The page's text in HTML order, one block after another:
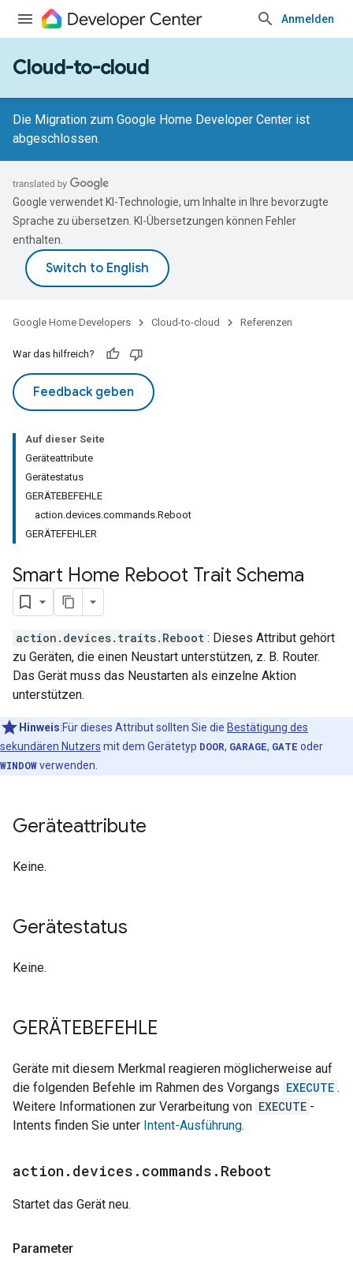
Anmelden
Cloud-to-cloud
Die Migration zum Google Home Developer Center ist
abgeschlossen.
Google verwendet KI-Technologie, um Inhalte in Ihre bevorzugte
Sprache zu übersetzen. KI-Übersetzungen können Fehler
enthalten.
Google Home Developers Cloud-to-cloud Referenzen
War das hilfreich?
Feedback geben
Auf dieser Seite
Geräteattribute
Gerätestatus
GERÄTEBEFEHLE
action.devices.commands.Reboot
GERÄTEFEHLER
Smart Home Reboot Trait Schema
action.devices.traits.Reboot : Dieses Attribut gehört
zu Geräten, die einen Neustart unterstützen, z. B. Router.
Das Gerät muss das Neustarten als einzelne Aktion
unterstützen.
Hinweis:Für dieses Attribut sollten Sie die Bestätigung des
sekundären Nutzers mit dem Gerätetyp DOOR, GARAGE, GATE oder
WINDOWverwenden.
Geräteattribute
Keine.
Gerätestatus
Keine.
GERÄTEBEFEHLE
Geräte mit diesem Merkmal reagieren möglicherweise auf
die folgenden Befehle im Rahmen des Vorgangs EXECUTE .
Weitere Informationen zur Verarbeitung von EXECUTE -
Intents finden Sie unter Intent-Ausführung.
action . devices . commands . Reboot
Startet das Gerät neu.
Parameter